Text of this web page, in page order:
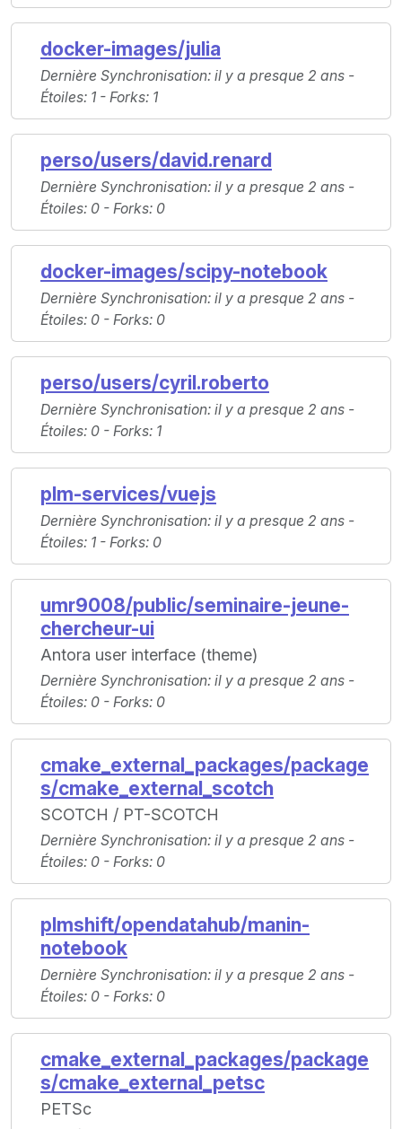
docker-images/julia
Dernière Synchronisation: il y a presque 2 ans -
Étoiles: 1 - Forks: 1
perso/users/david.renard
Dernière Synchronisation: il y a presque 2 ans -
Étoiles: 0 - Forks: 0
docker-images/scipy-notebook
Dernière Synchronisation: il y a presque 2 ans -
Étoiles: 0 - Forks: 0
perso/users/cyril.roberto
Dernière Synchronisation: il y a presque 2 ans -
Étoiles: 0 - Forks: 1
plm-services/vuejs
Dernière Synchronisation: il y a presque 2 ans -
Étoiles: 1 - Forks: 0
umr9008/public/seminaire-jeune-
chercheur-ui
Antora user interface (theme)
Dernière Synchronisation: il y a presque 2 ans -
Étoiles: 0 - Forks: 0
cmake_external_packages/package
s/cmake_external_scotch
SCOTCH / PT-SCOTCH
Dernière Synchronisation: il y a presque 2 ans -
Étoiles: 0 - Forks: 0
plmshift/opendatahub/manin-
notebook
Dernière Synchronisation: il y a presque 2 ans -
Étoiles: 0 - Forks: 0
cmake_external_packages/package
s/cmake_external_petsc
PETSc